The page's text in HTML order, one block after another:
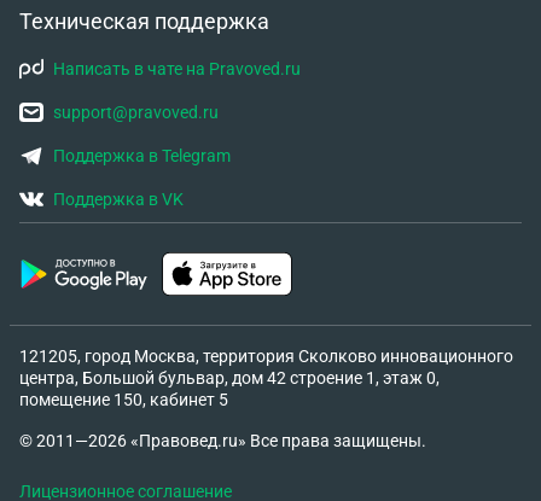
Техническая поддержка
Написать в чате на Pravoved.ru
support@pravoved.ru
Поддержка в Telegram
Поддержка в VK
121205, город Москва, территория Сколково инновационного
центра, Большой бульвар, дом 42 строение 1, этаж 0,
помещение 150, кабинет 5
© 2011—2026 «Правовед.ru» Все права защищены.
Лицензионное соглашение